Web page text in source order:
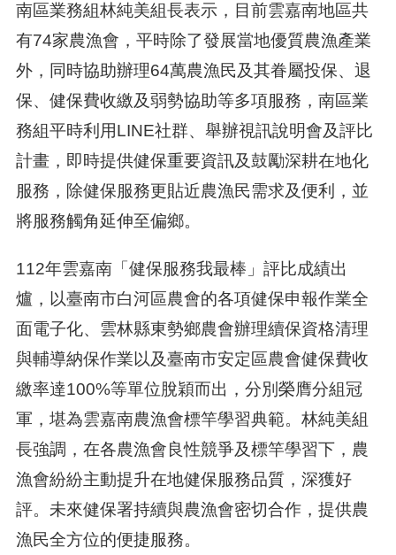
南區業務組林純美組長表示，目前雲嘉南地區共
有74家農漁會，平時除了發展當地優質農漁產業
外，同時協助辦理64萬農漁民及其眷屬投保、退
保、健保費收繳及弱勢協助等多項服務，南區業
務組平時利用LINE社群、舉辦視訊說明會及評比
計畫，即時提供健保重要資訊及鼓勵深耕在地化
服務，除健保服務更貼近農漁民需求及便利，並
將服務觸角延伸至偏鄉。
112年雲嘉南「健保服務我最棒」評比成績出
爐，以臺南市白河區農會的各項健保申報作業全
面電子化、雲林縣東勢鄉農會辦理續保資格清理
與輔導納保作業以及臺南市安定區農會健保費收
繳率達100%等單位脫穎而出，分別榮膺分組冠
軍，堪為雲嘉南農漁會標竿學習典範。林純美組
長強調，在各農漁會良性競爭及標竿學習下，農
漁會紛紛主動提升在地健保服務品質，深獲好
評。未來健保署持續與農漁會密切合作，提供農
漁民全方位的便捷服務。